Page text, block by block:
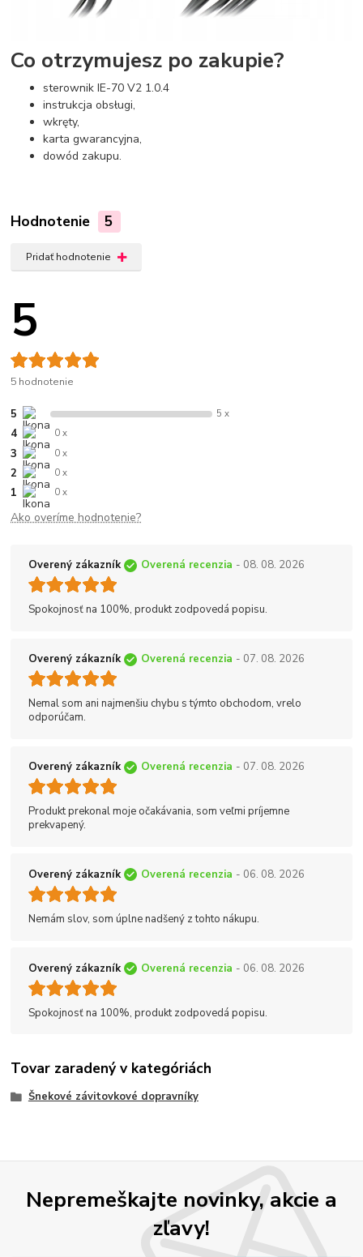
Co otrzymujesz po zakupie?
sterownik IE-70 V2 1.0.4
instrukcja obsługi,
wkręty,
karta gwarancyjna,
dowód zakupu.
Hodnotenie 5
Pridať hodnotenie
5
5 hodnotenie
5 5 x
4 0 x
3 0 x
2 0 x
1 0 x
Ako overíme hodnotenie?
Overený zákazník Overená recenzia - 08. 08. 2026
Spokojnosť na 100%, produkt zodpovedá popisu.
Overený zákazník Overená recenzia - 07. 08. 2026
Nemal som ani najmenšiu chybu s týmto obchodom, vrelo
odporúčam.
Overený zákazník Overená recenzia - 07. 08. 2026
Produkt prekonal moje očakávania, som veľmi príjemne
prekvapený.
Overený zákazník Overená recenzia - 06. 08. 2026
Nemám slov, som úplne nadšený z tohto nákupu.
Overený zákazník Overená recenzia - 06. 08. 2026
Spokojnosť na 100%, produkt zodpovedá popisu.
Tovar zaradený v kategóriách
Šnekové závitovkové dopravníky
Nepremeškajte novinky, akcie a
zľavy!